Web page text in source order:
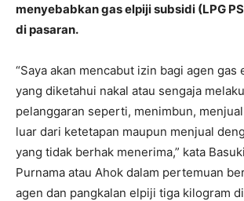
menyebabkan gas elpiji subsidi (LPG
di pasaran.
“Saya akan mencabut izin bagi agen
yang diketahui nakal atau sengaja
pelanggaran seperti, menimbun,
luar dari ketetapan maupun menjual
yang tidak berhak menerima,” kata
Purnama atau Ahok dalam pertemuan
agen dan pangkalan elpiji tiga kilogram